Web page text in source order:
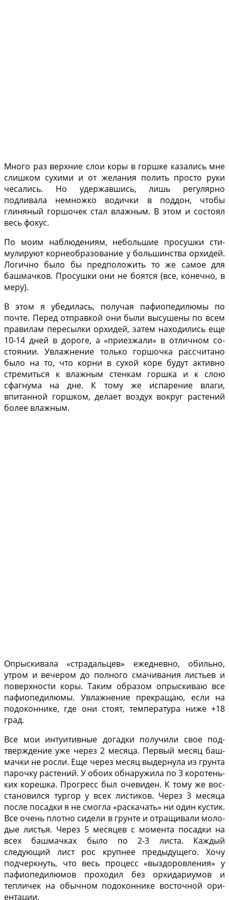
Много раз верхние слои коры в горшке казались мне
слишком су­хими и от желания полить просто руки
чесались. Но удержавшись, лишь регу­лярно
подливала немнож­ко водички в поддон, что­бы
глиняный горшочек стал влажным. В этом и состоял
весь фокус.
По моим наблюдениям, небольшие просушки сти­
мулируют корнеобразование у большинства орхи­дей.
Логично было бы пред­положить то же самое для
башмачков. Просушки они не боятся (все, конечно, в
меру).
В этом я убедилась, получая пафиопедилюмы по
почте. Перед отправ­кой они были высушены по всем
правилам пересылки орхидей, затем находились еще
10-14 дней в дороге, а «приезжали» в отличном со­
стоянии. Увлажнение только горшочка рассчитано
было на то, что корни в сухой коре будут активно
стремиться к влажным стенкам горшка и к слою
сфагнума на дне. К тому же испарение влаги,
впитанной горшком, дела­ет воздух вокруг растений
более влажным.
Опрыскивала «страдаль­цев» ежедневно, обильно,
утром и вечером до пол­ного смачивания листьев и
поверхности коры. Таким образом опрыскиваю все
пафиопедилюмы. Увлаж­нение прекращаю, если на
подоконнике, где они сто­ят, температура ниже +18
град.
Все мои интуитивные догадки получили свое под­
тверждение уже через 2 ме­сяца. Первый месяц баш­
мачки не росли. Еще через месяц выдернула из грунта
парочку растений. У обоих обнаружила по 3 коротень­
ких корешка. Прогресс был очевиден. К тому же вос­
становился тургор у всех листиков. Через 3 месяца
после посадки я не смогла «раскачать» ни один кустик.
Все очень плотно сидели в грунте и отращивали моло­
дые листья. Через 5 месяцев с мо­мента посадки на
всех баш­мачках было по 2-3 листа. Каждый
следующий лист рос крупнее предыдущего. Хочу
подчеркнуть, что весь процесс «выздоровления» у
пафиопедилюмов про­ходил без орхидариумов и
тепличек на обычном по­доконнике восточной ори­
ентации.